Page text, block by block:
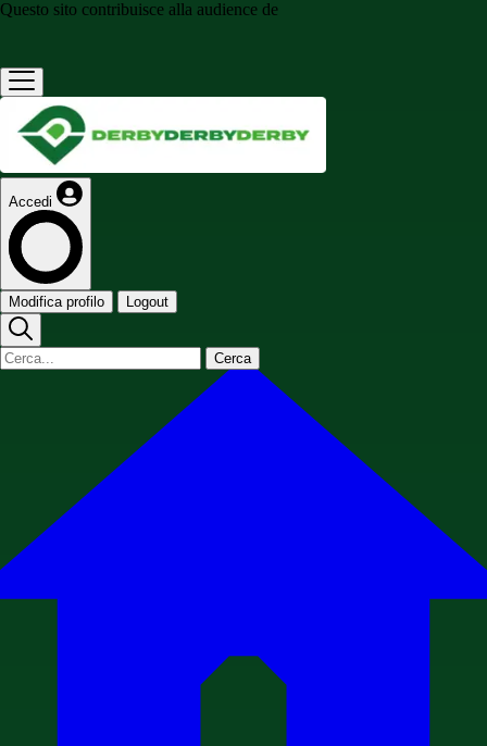
Questo sito contribuisce alla audience de
Accedi
Modifica profilo Logout
Cerca